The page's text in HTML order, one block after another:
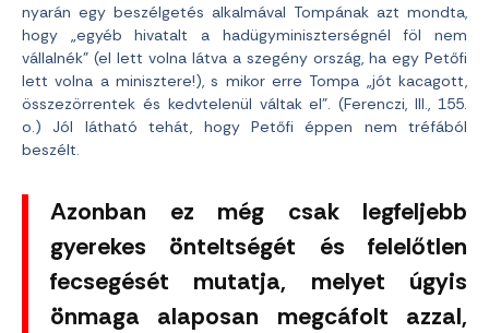
nyarán egy beszélgetés alkalmával Tompának azt mondta,
hogy „egyéb hivatalt a hadügyminiszterségnél föl nem
vállalnék” (el lett volna látva a szegény ország, ha egy Petőfi
lett volna a minisztere!), s mikor erre Tompa „jót kacagott,
összezörrentek és kedvtelenül váltak el”. (Ferenczi, III., 155.
o.) Jól látható tehát, hogy Petőfi éppen nem tréfából
beszélt.
Azonban ez még csak legfeljebb
gyerekes önteltségét és felelőtlen
fecsegését mutatja, melyet úgyis
önmaga alaposan megcáfolt azzal,